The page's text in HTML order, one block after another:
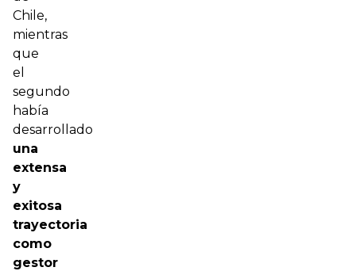
Chile,
mientras
que
el
segundo
había
desarrollado
una
extensa
y
exitosa
trayectoria
como
gestor